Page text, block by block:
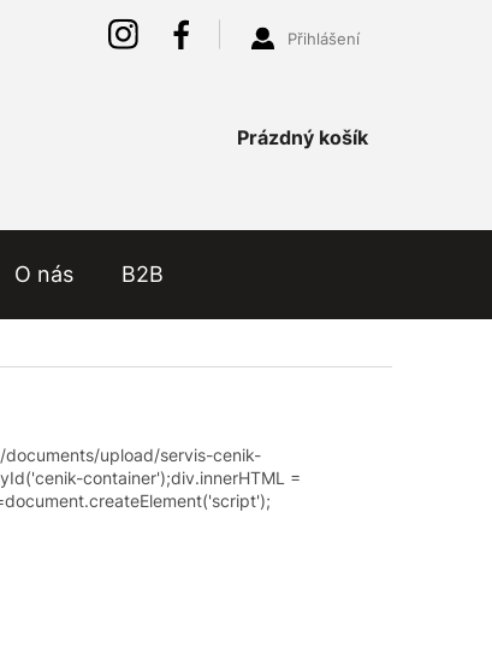
Přihlášení
Nákupní
košík
Prázdný košík
O nás B2B
upload/servis-cenik-
('cenik-container');div.innerHTML =
document.createElement('script');